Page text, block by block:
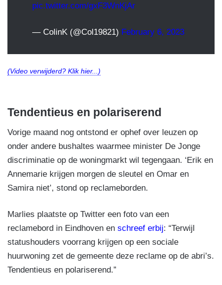
pic.twitter.com/gxF3WnKjAr
— ColinK (@Col19821) February 6, 2023
(Video verwijderd? Klik hier...)
Tendentieus en polariserend
Vorige maand nog ontstond er ophef over leuzen op
onder andere bushaltes waarmee minister De Jonge
discriminatie op de woningmarkt wil tegengaan. ‘Erik en
Annemarie krijgen morgen de sleutel en Omar en
Samira niet’, stond op reclameborden.
Marlies plaatste op Twitter een foto van een
reclamebord in Eindhoven en schreef erbij: “Terwijl
statushouders voorrang krijgen op een sociale
huurwoning zet de gemeente deze reclame op de abri’s.
Tendentieus en polariserend.”